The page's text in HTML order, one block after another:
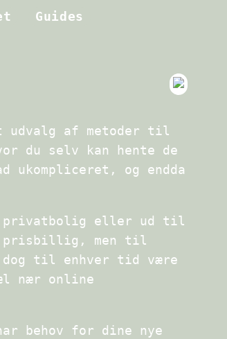
Guides
udvalg af metoder til
du selv kan hente de
og endda
privatbolig eller ud til
prisbillig, men til
dog til enhver tid være
nær online
behov for dine nye